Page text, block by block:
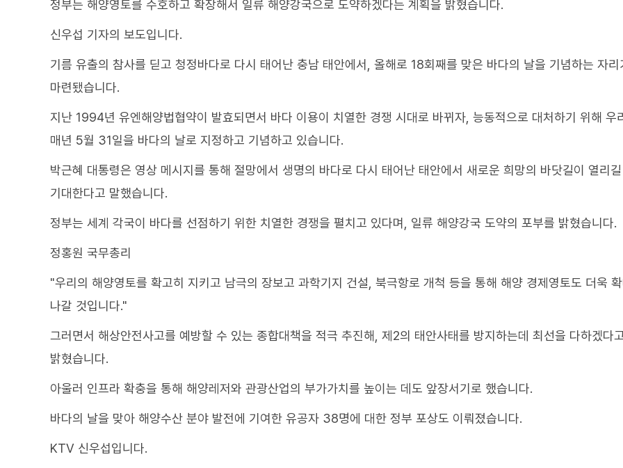
정부는 해양영토를 수호하고 확장해서 일류 해양강국으로 도약하겠다는 계획을 밝혔습니다.
신우섭 기자의 보도입니다.
기름 유출의 참사를 딛고 청정바다로 다시 태어난 충남 태안에서, 올해로 18회째를 맞은 바다의 날을 기념하는 자리
마련됐습니다.
지난 1994년 유엔해양법협약이 발효되면서 바다 이용이 치열한 경쟁 시대로 바뀌자, 능동적으로 대처하기 위해 우
매년 5월 31일을 바다의 날로 지정하고 기념하고 있습니다.
박근혜 대통령은 영상 메시지를 통해 절망에서 생명의 바다로 다시 태어난 태안에서 새로운 희망의 바닷길이 열리길
기대한다고 말했습니다.
정부는 세계 각국이 바다를 선점하기 위한 치열한 경쟁을 펼치고 있다며, 일류 해양강국 도약의 포부를 밝혔습니다.
정홍원 국무총리
"우리의 해양영토를 확고히 지키고 남극의 장보고 과학기지 건설, 북극항로 개척 등을 통해 해양 경제영토도 더욱 확
나갈 것입니다."
그러면서 해상안전사고를 예방할 수 있는 종합대책을 적극 추진해, 제2의 태안사태를 방지하는데 최선을 다하겠다
밝혔습니다.
아울러 인프라 확충을 통해 해양레저와 관광산업의 부가가치를 높이는 데도 앞장서기로 했습니다.
바다의 날을 맞아 해양수산 분야 발전에 기여한 유공자 38명에 대한 정부 포상도 이뤄졌습니다.
KTV 신우섭입니다.